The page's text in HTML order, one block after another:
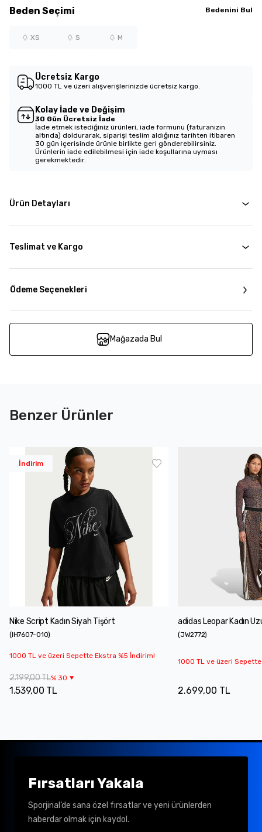
Beden Seçimi Bedenini Bul
XS S M
Ücretsiz Kargo
1000 TL ve üzeri alışverişlerinizde ücretsiz kargo.
Kolay İade ve Değişim
30 Gün Ücretsiz İade
İade etmek istediğiniz ürünleri, iade formunu (faturanızın
altında) doldurarak, siparişi teslim aldığınız tarihten itibaren
30 gün içerisinde ürünle birlikte geri gönderebilirsiniz.
Ürünlerin iade edilebilmesi için iade koşullarına uyması
gerekmektedir.
Ürün Detayları
Teslimat ve Kargo
Ödeme Seçenekleri
Mağazada Bul
Benzer Ürünler
İndirim
Nike Script Kadın Siyah Tişört
(IH7607-010)
1000 TL ve üzeri Sepette Ekstra %5 İndirim!
2.199,00 TL% 30
1.539,00 TL
adidas Leopar Kadın
(JW2772)
1000 TL ve üzeri
2.699,00 TL
Fırsatları Yakala
Sporjinal’de sana özel fırsatlar ve yeni ürünlerden
haberdar olmak için kaydol.